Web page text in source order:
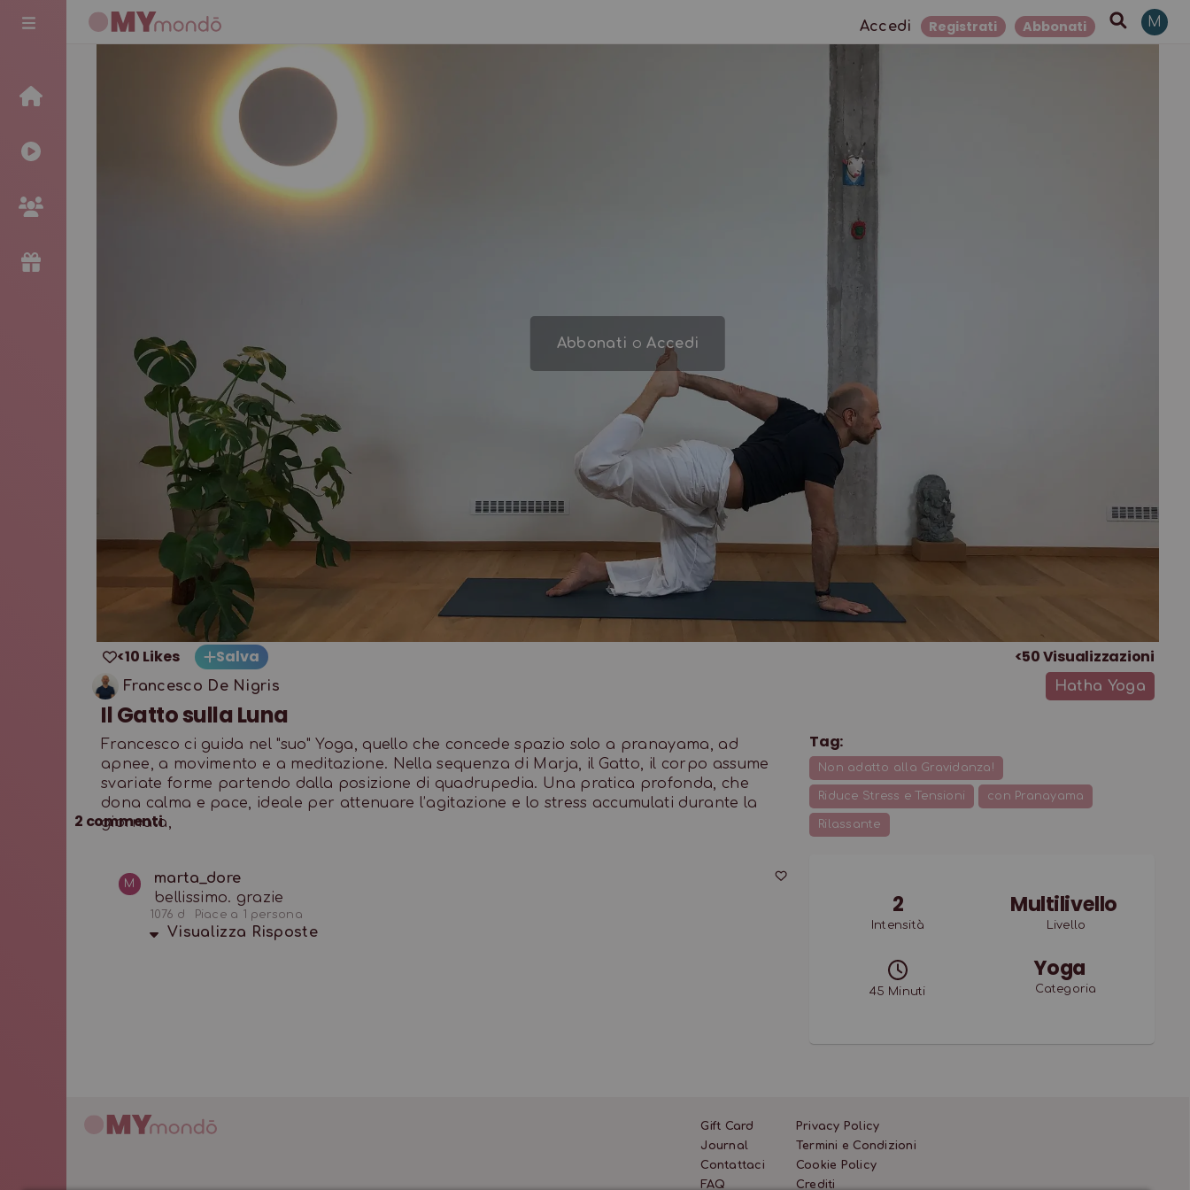
Accedi Registrati Abbonati M
Abbonati oAccedi
<10 Likes Salva <50Visualizzazioni
Francesco De Nigris Hatha Yoga
Il Gatto sulla Luna
Francesco ci guida nel "suo" Yoga, quello che concede spazio solo a pranayama, ad
apnee, a movimento e a meditazione. Nella sequenza di Marja, il Gatto, il corpo assume
svariate forme partendo dalla posizione di quadrupedia. Una pratica profonda, che
dona calma e pace, ideale per attenuare l’agitazione e lo stress accumulati durante la
giornata,
2 commenti
M
marta_dore
bellissimo. grazie
1076 d Piace a 1 persona
Visualizza Risposte
Tag:
Non adatto alla Gravidanza!
Riduce Stress e Tensioni con Pranayama
Rilassante
2
Intensità
Multilivello
Livello
45 Minuti
Yoga
Categoria
Gift Card
Journal
Contattaci
FAQ
Privacy Policy
Termini e Condizioni
Cookie Policy
Crediti